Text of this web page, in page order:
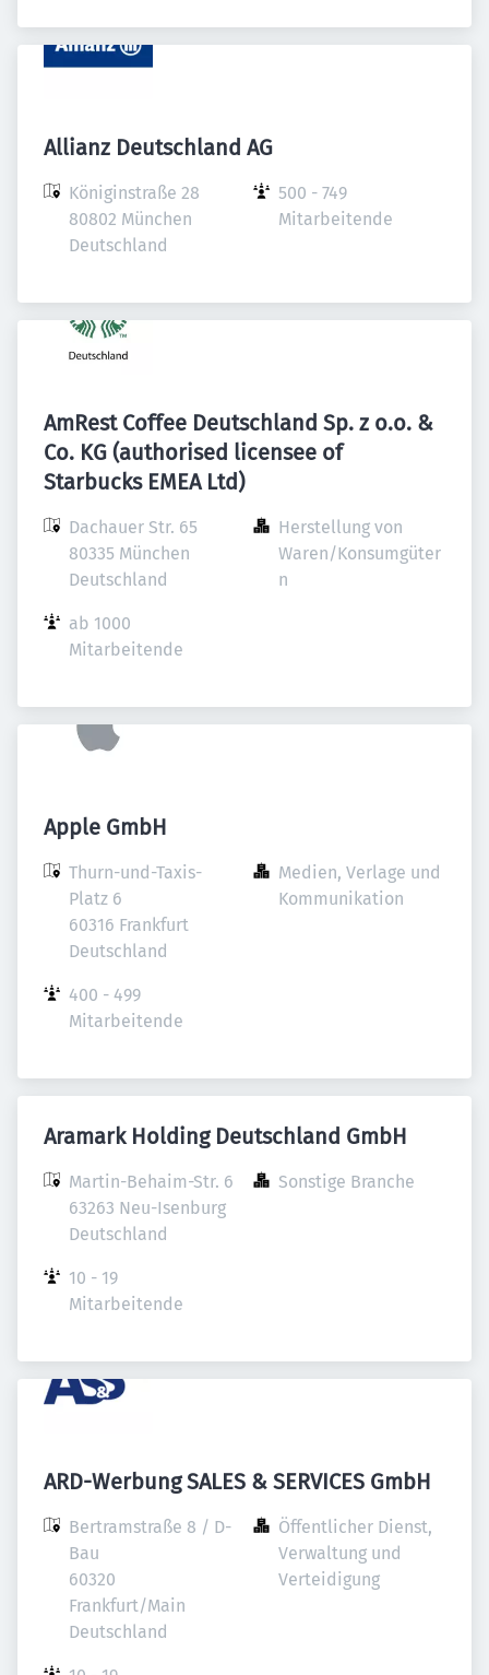
Allianz Deutschland AG
Königinstraße 28
80802 München
Deutschland
500 - 749
Mitarbeitende
AmRest Coffee Deutschland Sp. z o.o. &
Co. KG (authorised licensee of
Starbucks EMEA Ltd)
Dachauer Str. 65
80335 München
Deutschland
Herstellung von
Waren/Konsumgüter
n
ab 1000
Mitarbeitende
Apple GmbH
Thurn-und-Taxis-
Platz 6
60316 Frankfurt
Deutschland
Medien, Verlage und
Kommunikation
400 - 499
Mitarbeitende
Aramark Holding Deutschland GmbH
Martin-Behaim-Str. 6
63263 Neu-Isenburg
Deutschland
Sonstige Branche
10 - 19
Mitarbeitende
ARD-Werbung SALES & SERVICES GmbH
Bertramstraße 8 / D-
Bau
60320
Frankfurt/Main
Deutschland
Öffentlicher Dienst,
Verwaltung und
Verteidigung